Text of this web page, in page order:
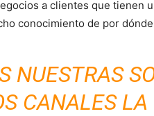
a clientes que tienen
conocimiento de por
NUESTRAS
CANALES